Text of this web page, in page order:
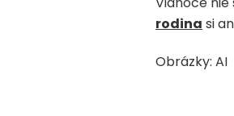
rodina si
Obrázky: AI